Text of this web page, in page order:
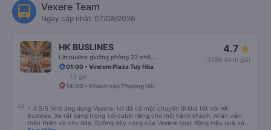
Vexere Team
Ngày cập nhật: 07/08/2026
HK BUSLINES 4.7
(3298 đánh giá)
01:00 • Vincom Plaza Tuy Hòa
13 giờ
14:00 • Khách sạn Thượng Hải
⭐ 4.5/5 Nhờ ứng dụng Vexere, tôi đã có một chuyến đi khá tốt với HK
Buslines. Xe rất sang trọng với cabin riêng cho mỗi hành khách, nhân viên
thân thiện và chu đáo. Đường dây nóng của Vexere hoạt động hiệu quả và